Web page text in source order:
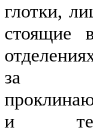
глотки,
стоящие
за
и